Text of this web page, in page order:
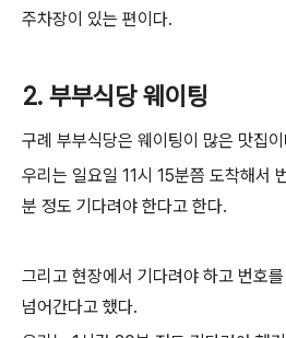
주차장이 있는 편이다.
2. 부부식당 웨이팅
구례 부부식당은 웨이팅이 많은 맛집
우리는 일요일 11시 15분쯤 도착해서
분 정도 기다려야 한다고 한다.
그리고 현장에서 기다려야 하고 번호
넘어간다고 했다.